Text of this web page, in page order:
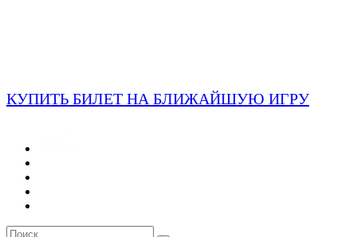
КУПИТЬ БИЛЕТ НА БЛИЖАЙШУЮ ИГРУ